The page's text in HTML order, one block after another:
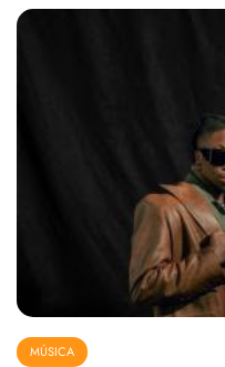
MÚSICA